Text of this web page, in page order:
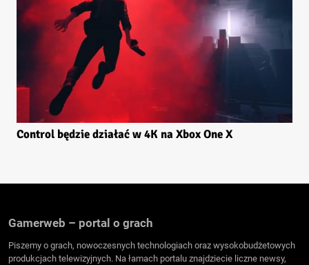
Control będzie działać w 4K na Xbox One X
Gamerweb – portal o grach
Piszemy o grach, nowoczesnych technologiach oraz wysokobudżetowych
produkcjach telewizyjnych. Na łamach portalu znajdziecie liczne newsy,